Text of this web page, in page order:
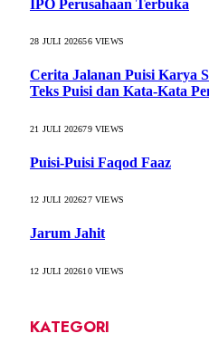
IPO Perusahaan Terbuka
28 JULI 202656VIEWS
Cerita Jalanan Puisi Karya
Teks Puisi dan Kata-Kata
21 JULI 202679VIEWS
Puisi-Puisi Faqod Faaz
12 JULI 202627VIEWS
Jarum Jahit
12 JULI 202610VIEWS
KATEGORI